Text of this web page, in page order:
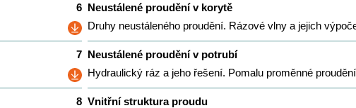
6 Neustálené proudění v korytě
Druhy neustáleného proudění. Rázové vlny a jejich
7 Neustálené proudění v potrubí
Hydraulický ráz a jeho řešení. Pomalu proměnné
8 Vnitřní struktura proudu